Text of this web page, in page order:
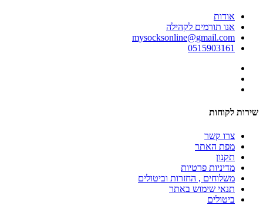
אודות
אנו תורמים לקהילה
mysocksonline@gmail.com
0515903161
שירות לקוחות
צרו קשר
מפת האתר
תקנון
מדיניות פרטיות
משלוחים , החזרות וביטולים
תנאי שימוש באתר
ביטולים